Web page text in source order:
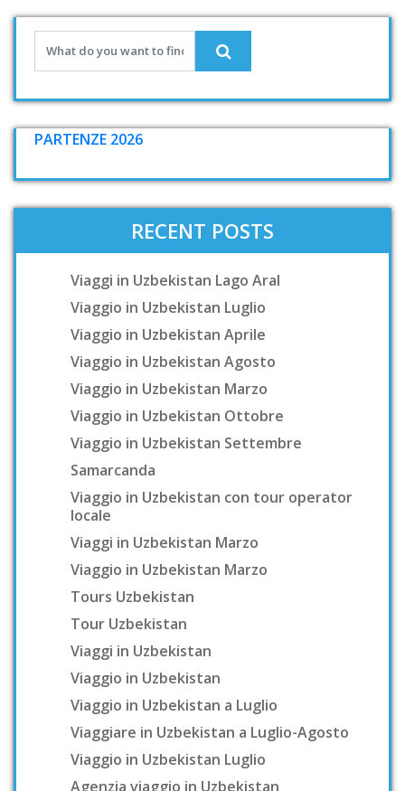
PARTENZE 2026
RECENT POSTS
Viaggi in Uzbekistan Lago Aral
Viaggio in Uzbekistan Luglio
Viaggio in Uzbekistan Aprile
Viaggio in Uzbekistan Agosto
Viaggio in Uzbekistan Marzo
Viaggio in Uzbekistan Ottobre
Viaggio in Uzbekistan Settembre
Samarcanda
Viaggio in Uzbekistan con tour operator
locale
Viaggi in Uzbekistan Marzo
Viaggio in Uzbekistan Marzo
Tours Uzbekistan
Tour Uzbekistan
Viaggi in Uzbekistan
Viaggio in Uzbekistan
Viaggio in Uzbekistan a Luglio
Viaggiare in Uzbekistan a Luglio-Agosto
Viaggio in Uzbekistan Luglio
Agenzia viaggio in Uzbekistan